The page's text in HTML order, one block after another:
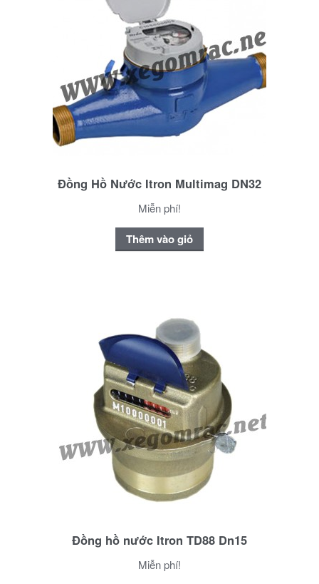
Đồng Hồ Nước Itron Multimag DN32
Miễn phí!
Thêm vào giỏ
Đồng hồ nước Itron TD88 Dn15
Miễn phí!